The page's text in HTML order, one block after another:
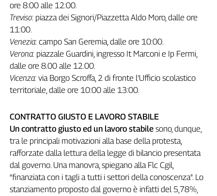
ore 8:00 alle 12:00.
Treviso: piazza dei Signori/Piazzetta Aldo Moro, dalle ore
11:00.
Venezia: campo San Geremia, dalle ore 10:00.
Verona: piazzale Guardini, ingresso It Marconi e Ip Fermi,
dalle ore 8.00 alle 12.00.
Vicenza: via Borgo Scroffa, 2 di fronte l’Ufficio scolastico
territoriale, dalle ore 10:00 alle 13:00.
CONTRATTO GIUSTO E LAVORO STABILE
Un contratto giusto ed un lavoro stabile sono, dunque,
tra le principali motivazioni alla base della protesta,
rafforzate dalla lettura della legge di bilancio presentata
dal governo. Una manovra, spiegano alla Flc Cgil,
“finanziata con i tagli a tutti i settori della conoscenza". Lo
stanziamento proposto dal governo è infatti del 5,78%,